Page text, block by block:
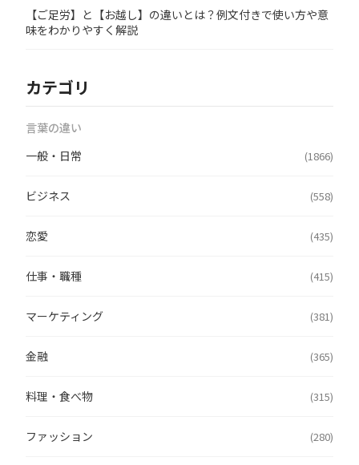
【ご足労】と【お越し】の違いとは？例文付きで使い方や意
味をわかりやすく解説
カテゴリ
言葉の違い
一般・日常
(1866)
ビジネス (558)
恋愛 (435)
仕事・職種 (415)
マーケティング (381)
金融 (365)
料理・食べ物 (315)
ファッション (280)